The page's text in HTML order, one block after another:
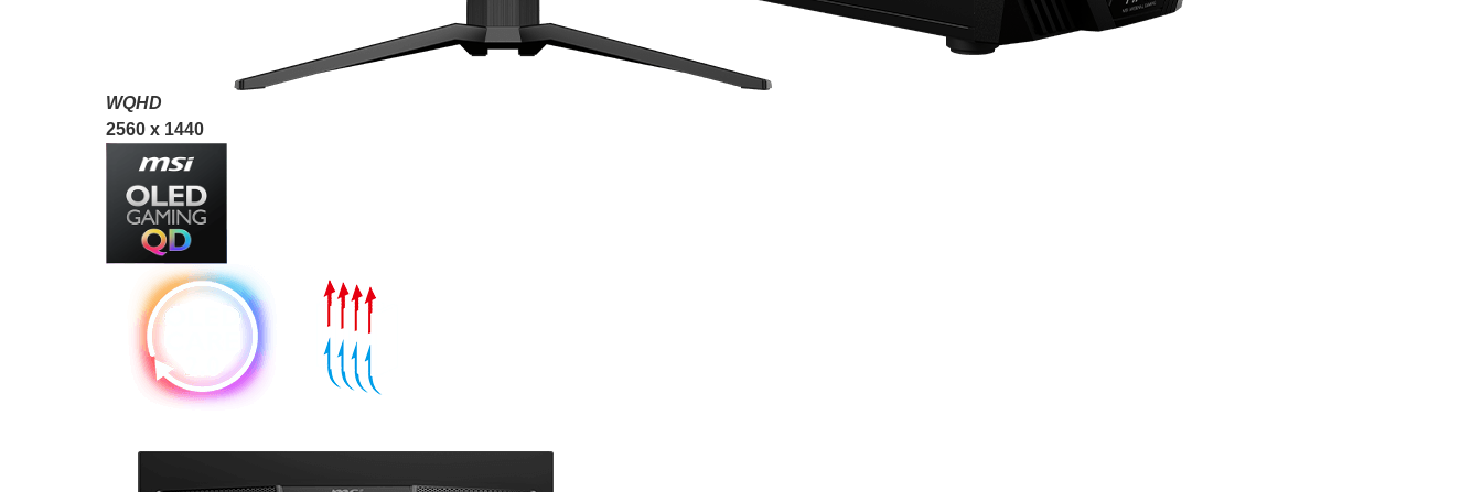
WQHD
2560 x 1440